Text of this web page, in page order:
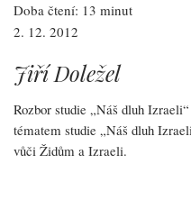
Doba čtení: 13 minut
2. 12. 2012
Jiří Doležel
Rozbor studie „Náš dluh
tématem studie „Náš dluh
vůči Židům a Izraeli.